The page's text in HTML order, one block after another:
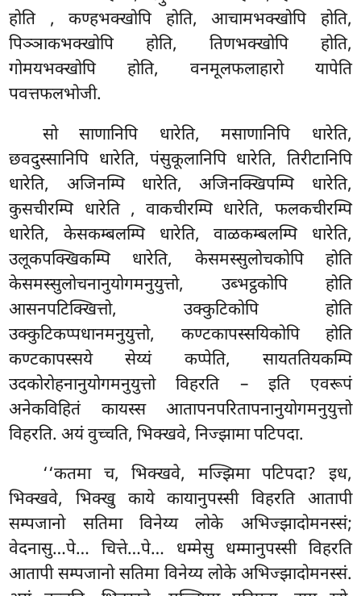
होति , कण्हभक्खोपि होति, आचामभक्खोपि होति,
पिञ्ञाकभक्खोपि होति, तिणभक्खोपि होति,
गोमयभक्खोपि होति, वनमूलफलाहारो यापेति
पवत्तफलभोजी.
सो साणानिपि धारेति, मसाणानिपि धारेति,
छवदुस्सानिपि धारेति, पंसुकूलानिपि धारेति, तिरीटानिपि
धारेति, अजिनम्पि धारेति, अजिनक्खिपम्पि धारेति,
कुसचीरम्पि धारेति , वाकचीरम्पि धारेति, फलकचीरम्पि
धारेति, केसकम्बलम्पि धारेति, वाळकम्बलम्पि धारेति,
उलूकपक्खिकम्पि धारेति, केसमस्सुलोचकोपि होति
केसमस्सुलोचनानुयोगमनुयुत्तो, उब्भट्ठकोपि होति
आसनपटिक्खित्तो, उक्कुटिकोपि होति
उक्कुटिकप्पधानमनुयुत्तो, कण्टकापस्सयिकोपि होति
कण्टकापस्सये सेय्यं कप्पेति, सायततियकम्पि
उदकोरोहनानुयोगमनुयुत्तो विहरति – इति एवरूपं
अनेकविहितं कायस्स आतापनपरितापनानुयोगमनुयुत्तो
विहरति. अयं वुच्चति, भिक्खवे, निज्झामा पटिपदा.
‘‘कतमा च, भिक्खवे, मज्झिमा पटिपदा? इध,
भिक्खवे, भिक्खु काये कायानुपस्सी विहरति आतापी
सम्पजानो सतिमा विनेय्य लोके अभिज्झादोमनस्सं;
वेदनासु…पे… चित्ते…पे… धम्मेसु धम्मानुपस्सी विहरति
आतापी सम्पजानो सतिमा विनेय्य लोके अभिज्झादोमनस्सं.